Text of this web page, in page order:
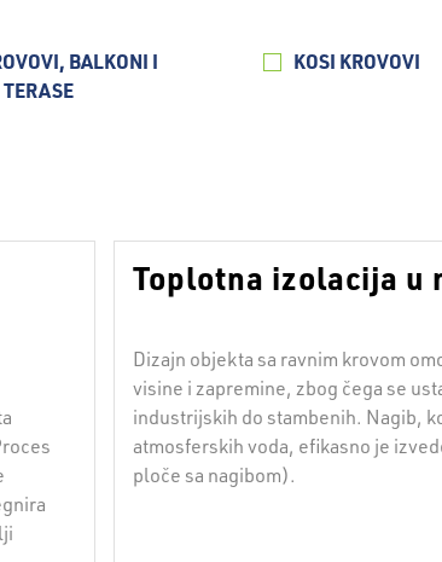
BALKONI I
TERASE
KOSI KROVOVI
Toplotna izolacija u
Dizajn objekta sa ravnim krovom
visine i zapremine, zbog čega se
industrijskih do stambenih. Nagib,
atmosferskih voda, efikasno je
ploče sa nagibom).